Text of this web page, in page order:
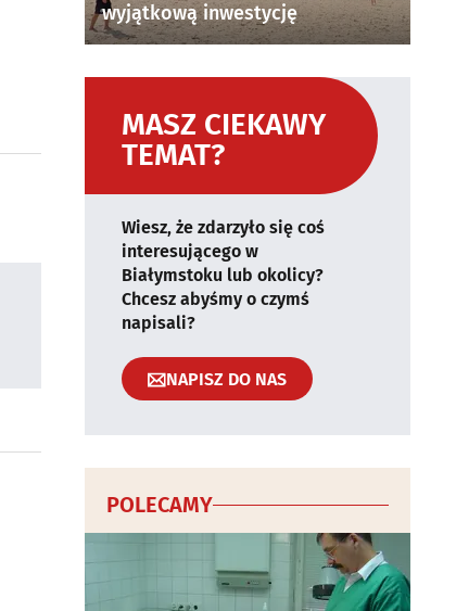
wyjątkową inwestycję
MASZ CIEKAWY
TEMAT?
Wiesz, że zdarzyło się coś
interesującego w
Białymstoku lub okolicy?
Chcesz abyśmy o czymś
napisali?
NAPISZ DO NAS
POLECAMY